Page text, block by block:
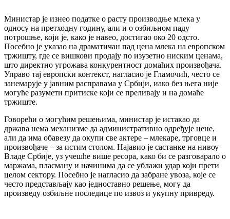
Министар је изнео податке о расту производње млека у
односу на претходну годину, али и о озбиљном паду
потрошње, који је, како је навео, достигао око 20 одсто.
Посебно је указао на драматичан пад цена млека на европском
тржишту, где се вишкови продају по изузетно ниским ценама,
што директно угрожава конкурентност домаћих произвођача.
Управо тај европски контекст, нагласио је Гламочић, често се
занемарује у јавним расправама у Србији, иако без њега није
могуће разумети притиске који се преливају и на домаће
тржиште.
Говорећи о могућим решењима, министар је истакао да
држава нема механизме да административно одређује цене,
али да има обавезу да окупи све актере – млекаре, трговце и
произвођаче – за истим столом. Најавио је састанке на нивоу
Владе Србије, уз учешће више ресора, како би се разговарало о
маржама, пласману и начинима да се ублажи удар који прети
целом сектору. Посебно је нагласио да забране увоза, које се
често представљају као једноставно решење, могу да
произведу озбиљне последице по извоз и укупну привреду.